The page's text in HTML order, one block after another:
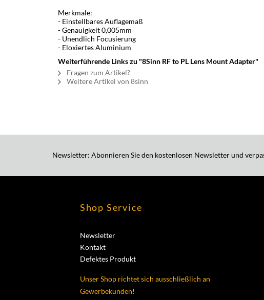
Merkmale:
- Einstellbares Auflagemaß
- Genauigkeit 0,005mm
- Unendlich Focusierung
- Eloxiertes Aluminium
Weiterführende Links zu "8Sinn RF to PL Lens Mount Adapter"
Fragen zum Artikel?
Weitere Artikel von 8sinn
Newsletter: Abonnieren Sie den kostenlosen Newsletter und
Shop Service
Newsletter
Kontakt
Defektes Produkt
Unser Shop richtet sich ausschließlich an
Gewerbekunden!